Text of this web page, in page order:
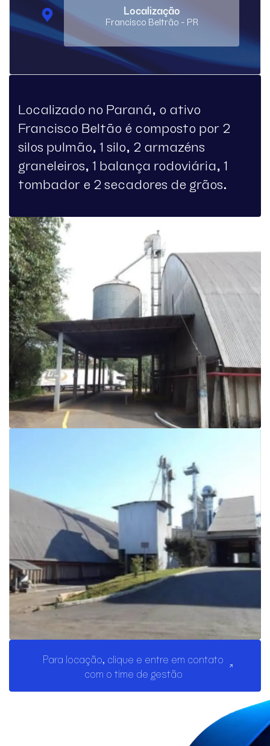
Localização
Francisco Beltrão - PR
Localizado no Paraná, o ativo
Francisco Beltão é composto por 2
silos pulmão, 1 silo, 2 armazéns
graneleiros, 1 balança rodoviária, 1
tombador e 2 secadores de grãos.
Para locação, clique e entre em contato
com o time de gestão